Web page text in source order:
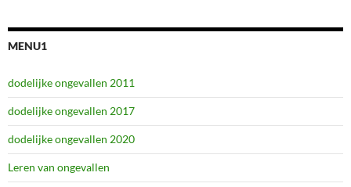
MENU1
dodelijke ongevallen 2011
dodelijke ongevallen 2017
dodelijke ongevallen 2020
Leren van ongevallen